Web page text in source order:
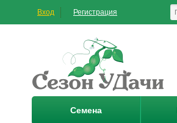
Вход Регистрация
Семена